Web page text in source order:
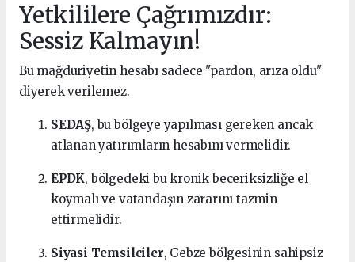
Yetkililere Çağrımızdır:
Sessiz Kalmayın!
Bu mağduriyetin hesabı sadece "pardon, arıza oldu"
diyerek verilemez.
SEDAŞ, bu bölgeye yapılması gereken ancak
atlanan yatırımların hesabını vermelidir.
EPDK, bölgedeki bu kronik beceriksizliğe el
koymalı ve vatandaşın zararını tazmin
ettirmelidir.
Siyasi Temsilciler, Gebze bölgesinin sahipsiz